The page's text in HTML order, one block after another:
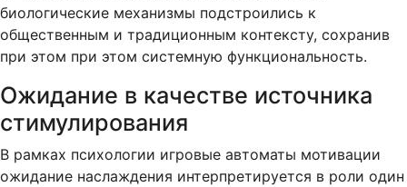
биологические механизмы подстроились к
общественным и традиционным контексту, сохранив
при этом при этом системную функциональность.
Ожидание в качестве источника
стимулирования
В рамках психологии игровые автоматы мотивации
ожидание наслаждения интерпретируется в роли один